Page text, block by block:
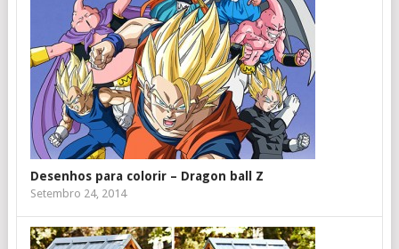
Desenhos para colorir – Dragon ball Z
Setembro 24, 2014